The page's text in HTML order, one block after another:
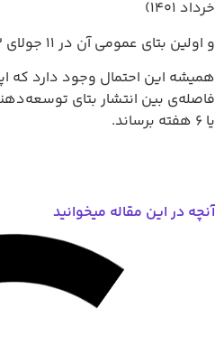
جولای ۲۰۲۲ (۲۰ تیر ۱۴۰۱) منتشر شد.
وجود دارد که اپل رویه‌ی
انتشار بتای توسعه‌دهندگان و
مقاله میخوانید